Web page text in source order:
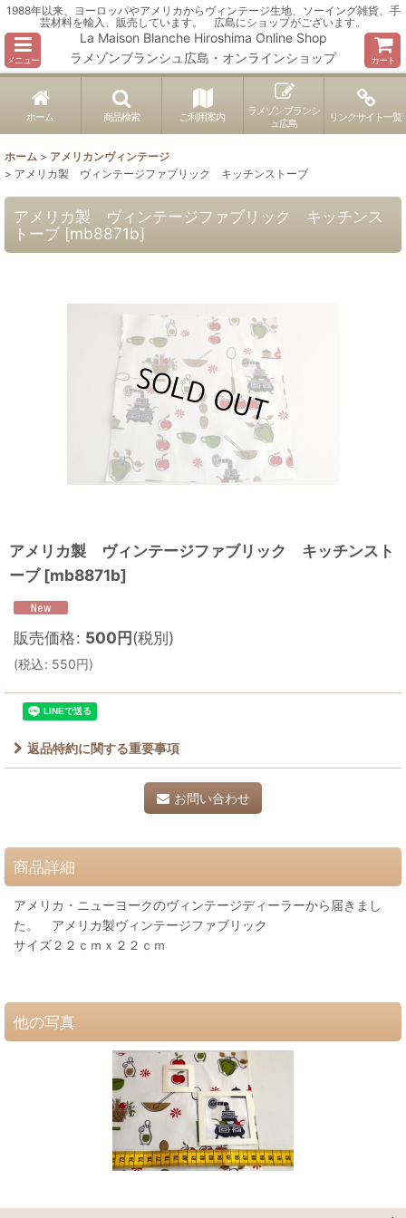
1988年以来、ヨーロッパやアメリカからヴィンテージ生地、ソーイング雑貨、手
芸材料を輸入、販売しています。 広島にショップがございます。
メニュー
La Maison Blanche Hiroshima Online Shop
ラメゾンブランシュ広島・オンラインショップ
カート
ホーム 商品検索 ご利用案内
ラメゾンブランシ
ュ広島
リンクサイト一覧
ホーム > アメリカンヴィンテージ
> アメリカ製 ヴィンテージファブリック キッチンストーブ
アメリカ製 ヴィンテージファブリック キッチンス
トーブ [mb8871b]
アメリカ製 ヴィンテージファブリック キッチンスト
ーブ [mb8871b]
販売価格: 500円(税別)
(税込: 550円)
返品特約に関する重要事項
お問い合わせ
商品詳細
アメリカ・ニューヨークのヴィンテージディーラーから届きまし
た。 アメリカ製ヴィンテージファブリック
サイズ２２ｃｍｘ２２ｃｍ
他の写真